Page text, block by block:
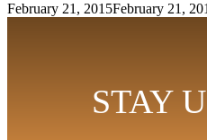
February 21, 2015February 21,
STAY